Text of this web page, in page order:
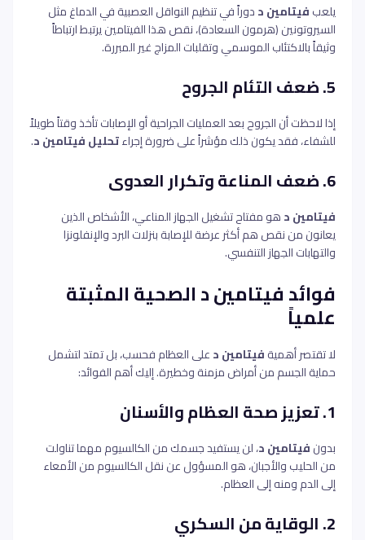
يلعبفيتامين ددوراً في تنظيم النواقل العصبية في الدماغ مثل
السيروتونين (هرمون السعادة)، نقص هذا الفيتامين يرتبط ارتباطاً
وثيقاً بالاكتئاب الموسمي وتقلبات المزاج غير المبررة.
5. ضعف التئام الجروح
إذا لاحظت أن الجروح بعد العمليات الجراحية أو الإصابات تأخذ وقتاً طويلاً
للشفاء، فقد يكون ذلك مؤشراً على ضرورة إجراءتحليل فيتامين د.
6. ضعف المناعة وتكرار العدوى
فيتامين دهو مفتاح تشغيل الجهاز المناعي، الأشخاص الذين
يعانون من نقص هم أكثر عرضة للإصابة بنزلات البرد والإنفلونزا
والتهابات الجهاز التنفسي.
فوائد فيتامين د الصحية المثبتة
علمياً
لا تقتصر أهميةفيتامين دعلى العظام فحسب، بل تمتد لتشمل
حماية الجسم من أمراض مزمنة وخطيرة. إليك أهم الفوائد:
1. تعزيز صحة العظام والأسنان
بدونفيتامين د، لن يستفيد جسمك من الكالسيوم مهما تناولت
من الحليب والأجبان، هو المسؤول عن نقل الكالسيوم من الأمعاء
إلى الدم ومنه إلى العظام.
2. الوقاية من السكري